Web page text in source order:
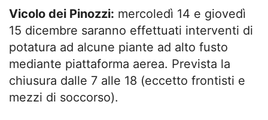
Vicolo dei Pinozzi: mercoledì 14 e giovedì
15 dicembre saranno effettuati interventi di
potatura ad alcune piante ad alto fusto
mediante piattaforma aerea. Prevista la
chiusura dalle 7 alle 18 (eccetto frontisti e
mezzi di soccorso).